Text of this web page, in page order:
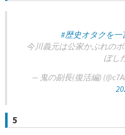
#歴史オタクを一
今川義元は公家かぶれの
ぼし
— 鬼の副長(復活編)
5